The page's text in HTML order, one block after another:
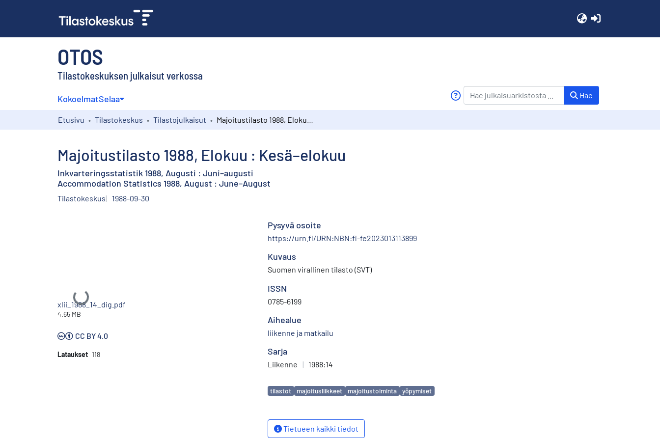
OTOS
Tilastokeskuksen julkaisut verkossa
KokoelmatSelaa Hae
Etusivu Tilastokeskus Tilastojulkaisut
Majoitustilasto 1988, Elokuu : Kesä–elokuu
Inkvarteringsstatistik 1988, Augusti : Juni–augusti
Accommodation Statistics 1988, August : June–August
Tilastokeskus 1988-09-30
Ladataan...
xlii_1988_14_dig.pdf
4.65 MB
CC BY 4.0
Lataukset 118
Pysyvä osoite
https://urn.fi/URN:NBN:fi-fe2023013113899
Kuvaus
Suomen virallinen tilasto (SVT)
ISSN
0785-6199
Aihealue
liikenne ja matkailu
Sarja
Liikenne | 1988:14
Avainsanat
tilastot majoitusliikkeet majoitustoiminta yöpymiset
Tietueen kaikki tiedot